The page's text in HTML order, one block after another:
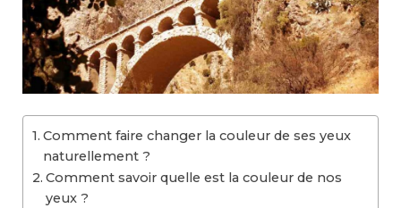
Comment faire changer la couleur de ses yeux
naturellement ?
Comment savoir quelle est la couleur de nos
yeux ?